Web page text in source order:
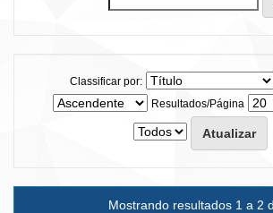
Classificar por:
Resultados/Página
Mostrando resultados 1 a 2